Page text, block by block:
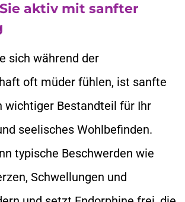
aktiv mit sanfter
sich während der
oft müder fühlen, ist sanfte
wichtiger Bestandteil für Ihr
seelisches Wohlbefinden.
typische Beschwerden wie
Schwellungen und